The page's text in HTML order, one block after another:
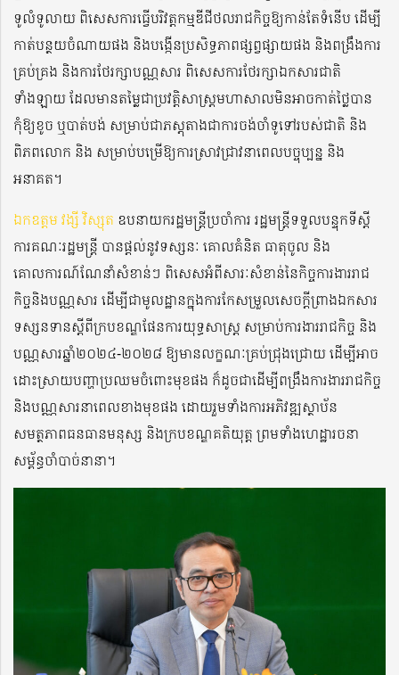
ទូលំទូលាយ ពិសេសការធ្វើបរិវត្តកម្មឌីជីថលរាជកិច្ចឱ្យកាន់តែទំនើប ដើម្បី
កាត់បន្ថយចំណាយផង និងបង្កើនប្រសិទ្ធភាពផ្សព្វផ្សាយផង និងពង្រឹងការ
គ្រប់គ្រង និងការថែរក្សាបណ្ណសារ ពិសេសការថែរក្សាឯកសារជាតិ
ទាំងឡាយ ដែលមានតម្លៃជាប្រវត្តិសាស្រ្តមហាសាលមិនអាចកាត់ថ្លៃបាន
កុំឱ្យខូច ឬបាត់បង់ សម្រាប់ជាភស្តុតាងជាការចង់ចាំទូទៅរបស់ជាតិ និង
ពិភពលោក និង សម្រាប់បម្រើឱ្យការស្រាវជ្រាវនាពេលបច្ចុប្បន្ន និង
អនាគត។
ឯកឧត្តម វង្សី វិស្សុត ឧបនាយករដ្ឋមន្រ្តីប្រចាំការ រដ្ឋមន្រ្តីទទួលបន្ទុកទីស្តី
ការគណៈរដ្ឋមន្រ្តី បានផ្តល់នូវទស្សនៈ គោលគំនិត ធាតុចូល និង
គោលការណ៍ណែនាំសំខាន់ៗ ពិសេសអំពីសារៈសំខាន់នៃកិច្ចការងាររាជ
កិច្ចនិងបណ្ណសារ ដើម្បីជាមូលដ្ឋានក្នុងការកែសម្រួលសេចក្តីព្រាងឯកសារ
ទស្សនទានស្តីពីក្របខណ្ឌផែនការយុទ្ធសាស្រ្ត សម្រាប់ការងាររាជកិច្ច និង
បណ្ណសារឆ្នាំ២០២៤-២០២៨ ឱ្យមានលក្ខណៈគ្រប់ជ្រុងជ្រោយ ដើម្បីអាច
ដោះស្រាយបញ្ហាប្រឈមចំពោះមុខផង ក៏ដូចជាដើម្បីពង្រឹងការងាររាជកិច្ច
និងបណ្ណសារនាពេលខាងមុខផង ដោយរួមទាំងការអភិវឌ្ឍស្ថាប័ន
សមត្ថភាពធនធានមនុស្ស និងក្របខណ្ឌគតិយុត្ត ព្រមទាំងហេដ្ឋារចនា
សម្ព័ន្ធចាំបាច់នានា។